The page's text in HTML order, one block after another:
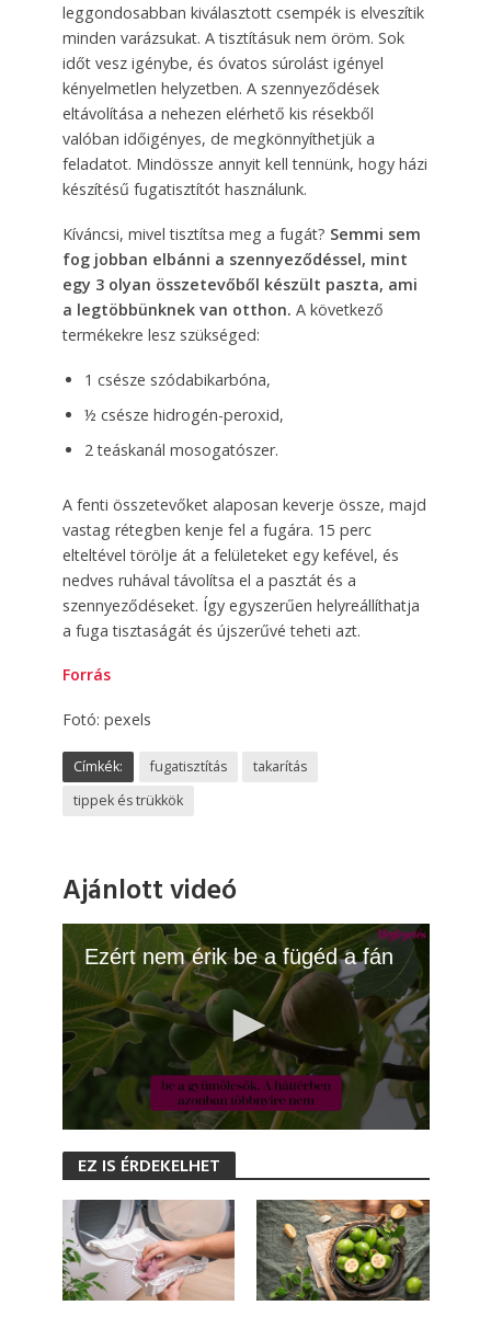
leggondosabban kiválasztott csempék is elveszítik
minden varázsukat. A tisztításuk nem öröm. Sok
időt vesz igénybe, és óvatos súrolást igényel
kényelmetlen helyzetben. A szennyeződések
eltávolítása a nehezen elérhető kis résekből
valóban időigényes, de megkönnyíthetjük a
feladatot. Mindössze annyit kell tennünk, hogy házi
készítésű fugatisztítót használunk.
Kíváncsi, mivel tisztítsa meg a fugát? Semmi sem
fog jobban elbánni a szennyeződéssel, mint
egy 3 olyan összetevőből készült paszta, ami
a legtöbbünknek van otthon. A következő
termékekre lesz szükséged:
1 csésze szódabikarbóna,
½ csésze hidrogén-peroxid,
2 teáskanál mosogatószer.
A fenti összetevőket alaposan keverje össze, majd
vastag rétegben kenje fel a fugára. 15 perc
elteltével törölje át a felületeket egy kefével, és
nedves ruhával távolítsa el a pasztát és a
szennyeződéseket. Így egyszerűen helyreállíthatja
a fuga tisztaságát és újszerűvé teheti azt.
Forrás
Fotó: pexels
Címkék: fugatisztítás
takarítás
tippek és trükkök
Ajánlott videó
Ezért nem érik be a fügéd a fán
s
d
s
o
f
EZ IS ÉRDEKELHET